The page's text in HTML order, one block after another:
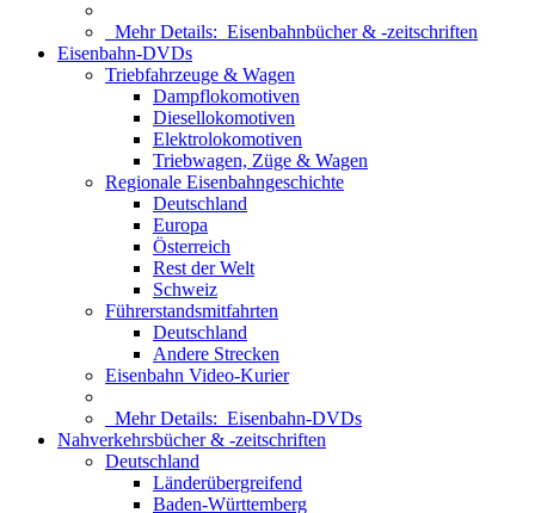
Mehr Details: Eisenbahnbücher & -zeitschriften
Eisenbahn-DVDs
Triebfahrzeuge & Wagen
Dampflokomotiven
Diesellokomotiven
Elektrolokomotiven
Triebwagen, Züge & Wagen
Regionale Eisenbahngeschichte
Deutschland
Europa
Österreich
Rest der Welt
Schweiz
Führerstandsmitfahrten
Deutschland
Andere Strecken
Eisenbahn Video-Kurier
Mehr Details: Eisenbahn-DVDs
Nahverkehrsbücher & -zeitschriften
Deutschland
Länderübergreifend
Baden-Württemberg